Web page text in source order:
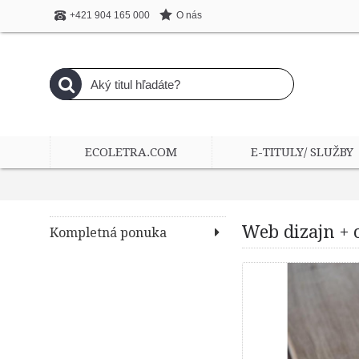
+421 904 165 000 O nás
ECOLETRA.COM E-TITULY/ SLUŽBY
Kompletná ponuka Web dizajn +